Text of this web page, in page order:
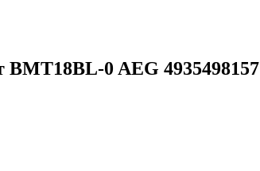
0 AEG 4935498157